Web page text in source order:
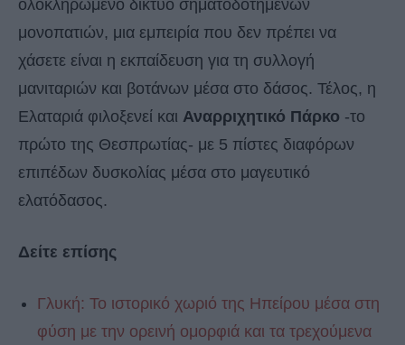
ολοκληρωμένο δίκτυο σηματοδοτημένων
μονοπατιών, μια εμπειρία που δεν πρέπει να
χάσετε είναι η εκπαίδευση για τη συλλογή
μανιταριών και βοτάνων μέσα στο δάσος. Τέλος, η
Ελαταριά φιλοξενεί και Αναρριχητικό Πάρκο -το
πρώτο της Θεσπρωτίας- με 5 πίστες διαφόρων
επιπέδων δυσκολίας μέσα στο μαγευτικό
ελατόδασος.
Δείτε επίσης
Γλυκή: Το ιστορικό χωριό της Ηπείρου μέσα στη
φύση με την ορεινή ομορφιά και τα τρεχούμενα